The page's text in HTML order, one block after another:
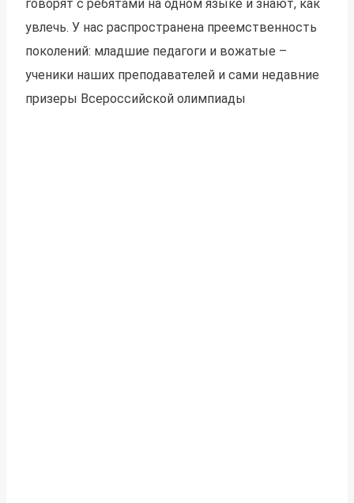
говорят с ребятами на одном языке и знают, как
увлечь. У нас распространена преемственность
поколений: младшие педагоги и вожатые –
ученики наших преподавателей и сами недавние
призеры Всероссийской олимпиады